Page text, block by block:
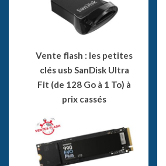
Vente flash : les petites
clés usb SanDisk Ultra
Fit (de 128 Go à 1 To) à
prix cassés